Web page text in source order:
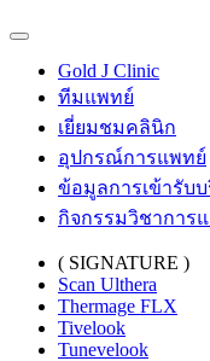
Gold J Clinic
ทีมแพทย์
เยี่ยมชมคลินิก
อุปกรณ์การแพทย์
ข้อมูลการเข้ารับ
กิจกรรมวิชาการ
( SIGNATURE )
Scan Ulthera
Thermage FLX
Tivelook
Tunevelook